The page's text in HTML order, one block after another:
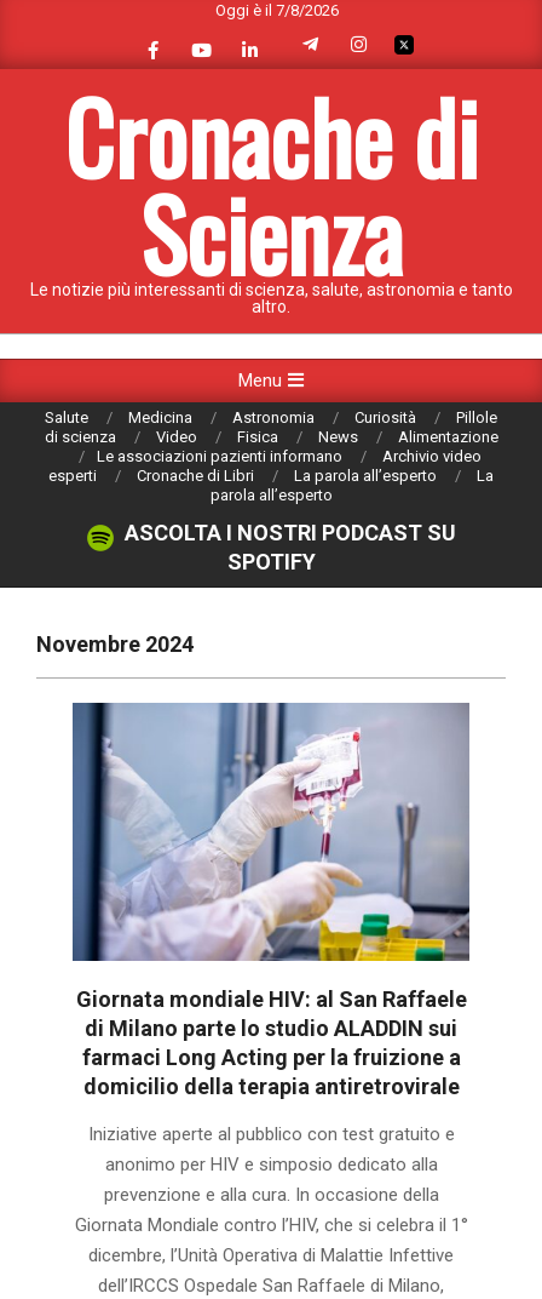
content
Oggi è il 7/8/2026
Cronache di
Scienza
Le notizie più interessanti di scienza, salute, astronomia e tanto
altro.
Navigation
Menu
Salute Medicina Astronomia Curiosità
Pillole
di scienza
Video Fisica News
Alimentazione
Le associazioni pazienti informano
Archivio video
esperti
Cronache di Libri La parola all’esperto
La
parola all’esperto
ASCOLTA I NOSTRI PODCAST SU
SPOTIFY
Novembre 2024
Giornata mondiale HIV: al San Raffaele
di Milano parte lo studio ALADDIN sui
farmaci Long Acting per la fruizione a
domicilio della terapia antiretrovirale
11-Iniziative aperte al pubblico con test gratuito e
anonimo per HIV e simposio dedicato alla
prevenzione e alla cura. In occasione della
Giornata Mondiale contro l’HIV, che si celebra il 1°
dicembre, l’Unità Operativa di Malattie Infettive
dell’IRCCS Ospedale San Raffaele di Milano,